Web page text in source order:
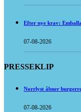
Efter nye krav:
07-08-2026
PRESSEKLIP
Norrlyst åbner
07-08-2026